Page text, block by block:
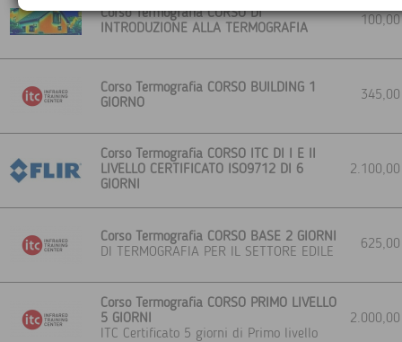
Corso Termografia CORSO DI
INTRODUZIONE ALLA TERMOGRAFIA
Corso Termografia CORSO BUILDING 1
GIORNO
Corso Termografia CORSO ITC DI I E II
LIVELLO CERTIFICATO ISO9712 DI 6
GIORNI
Corso Termografia CORSO BASE 2 GIORNI
DI TERMOGRAFIA PER IL SETTORE EDILE
Corso Termografia CORSO PRIMO LIVELLO
5 GIORNI
ITC Certificato 5 giorni di Primo livello